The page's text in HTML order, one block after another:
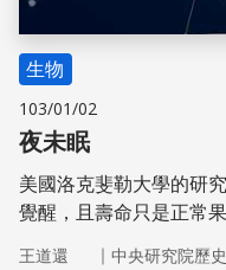
生物
103/01/02
夜未眠
美國洛克斐勒大學的研
覺醒，且壽命只是正常
王道還 ｜ 中央研究院歷